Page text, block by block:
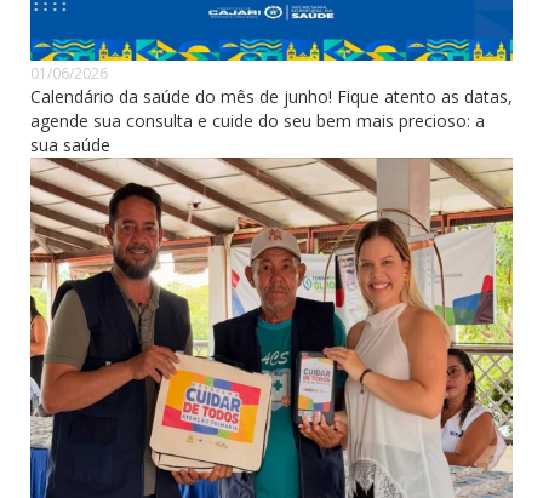
01/06/2026
Calendário da saúde do mês de junho! Fique atento as datas,
agende sua consulta e cuide do seu bem mais precioso: a
sua saúde